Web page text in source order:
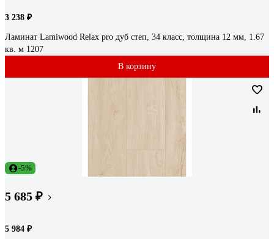
3 238 ₽
Ламинат Lamiwood Relax pro дуб степ, 34 класс, толщина 12 мм, 1.67
кв. м 1207
В корзину
-5%
5 685 ₽
5 984 ₽